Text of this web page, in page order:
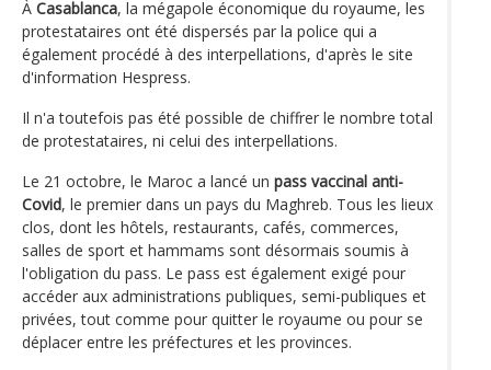
À Casablanca, la mégapole économique du royaume, les
protestataires ont été dispersés par la police qui a
également procédé à des interpellations, d'après le site
d'information Hespress.
Il n'a toutefois pas été possible de chiffrer le nombre total
de protestataires, ni celui des interpellations.
Le 21 octobre, le Maroc a lancé un pass vaccinal anti-
Covid, le premier dans un pays du Maghreb. Tous les lieux
clos, dont les hôtels, restaurants, cafés, commerces,
salles de sport et hammams sont désormais soumis à
l'obligation du pass. Le pass est également exigé pour
accéder aux administrations publiques, semi-publiques et
privées, tout comme pour quitter le royaume ou pour se
déplacer entre les préfectures et les provinces.